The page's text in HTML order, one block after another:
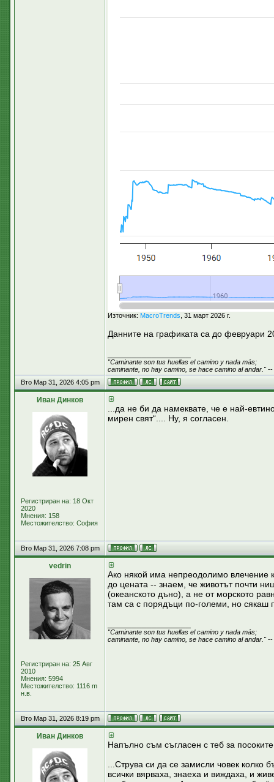
Източник: MacroTrends , 31 март 2026 г.
Данните на графиката са до февруари
"Caminante son tus huellas el camino y nada más;
caminante, no hay camino, se hace camino al andar."--
Вто Мар 31, 2026 4:05 pm
Иван Динков
Регистриран на: 18 Окт
2020
Мнения: 158
Местожителство: София
...да не би да намеквате, че е най-
мирен свят“.... Ну, я согласен.
Вто Мар 31, 2026 7:08 pm
vedrin
Регистриран на: 25 Авг
2010
Мнения: 5994
Местожителство: 1116 m
н.в.
Ако някой има непреодолимо влечение
до цената -- знаем, че животът почти
(океанското дъно), а не от морското
там са с порядъци по-големи, но сякаш
"Caminante son tus huellas el camino y nada más;
caminante, no hay camino, se hace camino al andar."--
Вто Мар 31, 2026 8:19 pm
Иван Динков
Напълно съм съгласен с теб за
...Струва си да се замисли човек
всички вярваха, знаеха и виждаха, и